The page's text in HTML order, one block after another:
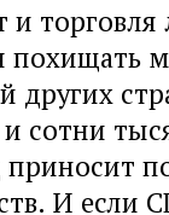
похищать
других
сотни
И если